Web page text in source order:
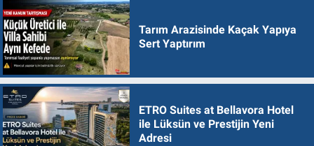
Tarım Arazisinde Kaçak Yapıya
Sert Yaptırım
ETRO Suites at Bellavora Hotel
ile Lüksün ve Prestijin Yeni
Adresi